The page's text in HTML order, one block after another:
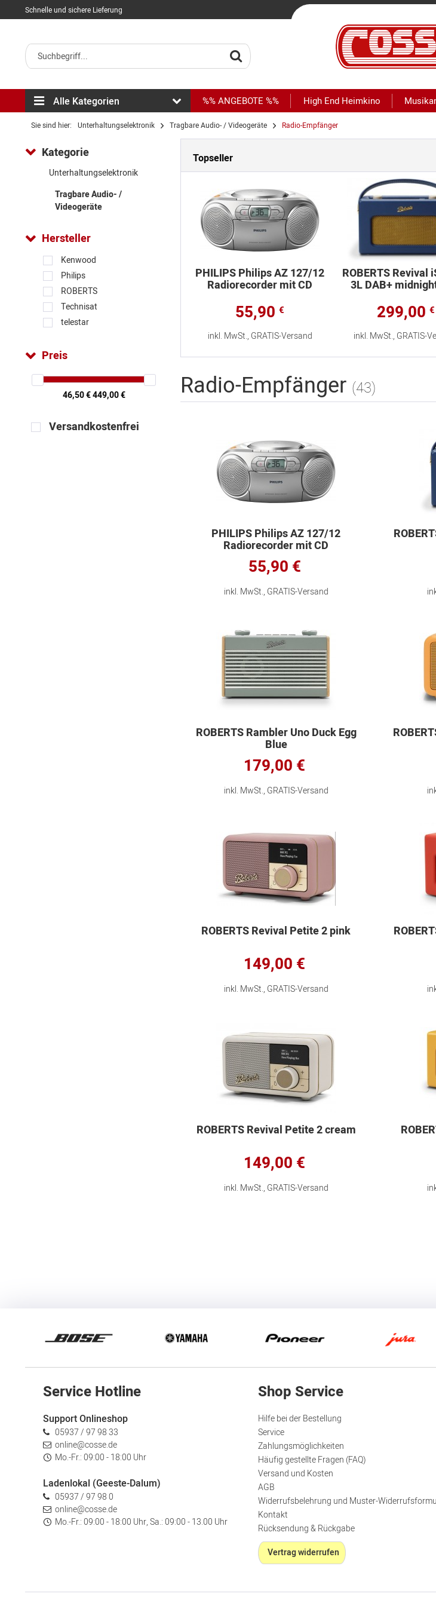
Schnelle und sichere Lieferung
Alle Kategorien %% ANGEBOTE %% High End Heimkino
Sie sind hier: Unterhaltungselektronik Tragbare Audio- / Videogeräte Radio-Empfänger
Kategorie
Unterhaltungselektronik
Tragbare Audio- /
Videogeräte
Hersteller
Kenwood
Philips
ROBERTS
Technisat
telestar
Preis
46,50 €449,00 €
Versandkostenfrei
Topseller
PHILIPS Philips AZ 127/12
Radiorecorder mit CD
55,90€
inkl. MwSt., GRATIS-Versand
ROBERTS Revival
3L DAB+
299,00€
inkl. MwSt., GRATIS-
Radio-Empfänger (43)
PHILIPS Philips AZ 127/12
Radiorecorder mit CD
55,90 €
inkl. MwSt., GRATIS-Versand
ROBERTS Rambler Uno Duck Egg
Blue
179,00 €
inkl. MwSt., GRATIS-Versand
ROBERTS Revival Petite 2 pink
149,00 €
inkl. MwSt., GRATIS-Versand
ROBERTS Revival Petite 2 cream
149,00 €
inkl. MwSt., GRATIS-Versand
Service Hotline
Support Onlineshop
05937 / 97 98 33
online@cosse.de
Mo.-Fr.: 09:00 - 18:00 Uhr
Ladenlokal (Geeste-Dalum)
05937 / 97 98 0
online@cosse.de
Mo.-Fr.: 09:00 - 18:00 Uhr, Sa.: 09:00 - 13.00 Uhr
Shop Service
Hilfe bei der Bestellung
Service
Zahlungsmöglichkeiten
Häufig gestellte Fragen (FAQ)
Versand und Kosten
AGB
Widerrufsbelehrung und Muster-
Kontakt
Rücksendung & Rückgabe
Vertrag widerrufen